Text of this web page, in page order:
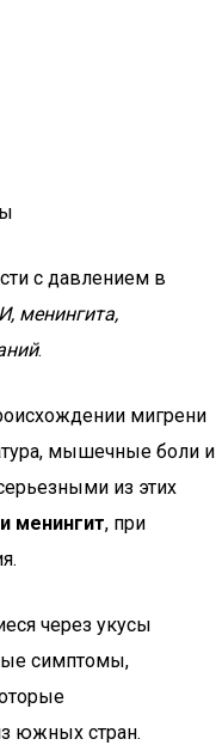
с давлением в
менингита,
.
мигрени
мышечные боли и
из этих
менингит, при
через укусы
симптомы,
южных стран.